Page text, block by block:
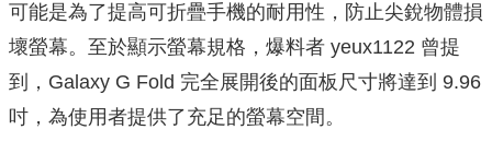
可能是為了提高可折疊手機的耐用性，防止尖銳物體損
壞螢幕。至於顯示螢幕規格，爆料者 yeux1122 曾提
到，Galaxy G Fold 完全展開後的面板尺寸將達到 9.96
吋，為使用者提供了充足的螢幕空間。